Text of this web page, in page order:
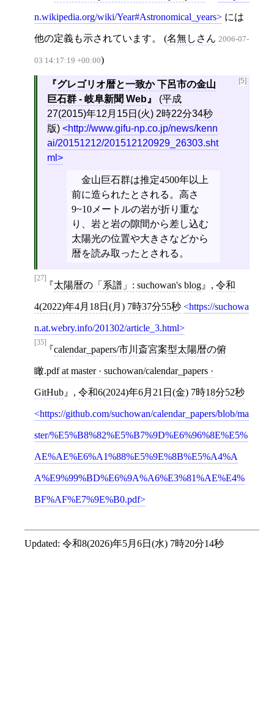
n.wikipedia.org/wiki/Year#Astronomical_years には
他の定義も示されています。 (名無しさん 2006-07-
03 14:17:19 +00:00)
[5]
グレゴリオ暦と一致か 下呂市の金山
巨石群 - 岐阜新聞 Web
(平成
27(2015)年12月15日(火) 2時22分34秒
版)
http://www.gifu-np.co.jp/news/kenn
ai/20151212/201512120929_26303.sht
ml
金山巨石群は推定4500年以上
前に造られたとされる。高さ
9~10メートルの岩が折り重な
り、岩と岩の隙間から差し込む
太陽光の位置や大きさなどから
暦を読み取ったとされる。
[27]
太陽暦の「系譜」: suchowan's blog , 令和
4(2022)年4月18日(月) 7時37分55秒 https://suchowa
n.at.webry.info/201302/article_3.html
[35]
calendar_papers/市川斎宮案型太陽暦の俯
瞰.pdf at master · suchowan/calendar_papers ·
GitHub , 令和6(2024)年6月21日(金) 7時18分52秒
https://github.com/suchowan/calendar_papers/blob/ma
ster/%E5%B8%82%E5%B7%9D%E6%96%8E%E5%
AE%AE%E6%A1%88%E5%9E%8B%E5%A4%A
A%E9%99%BD%E6%9A%A6%E3%81%AE%E4%
BF%AF%E7%9E%B0.pdf
Updated: 令和8(2026)年5月6日(水) 7時20分14秒